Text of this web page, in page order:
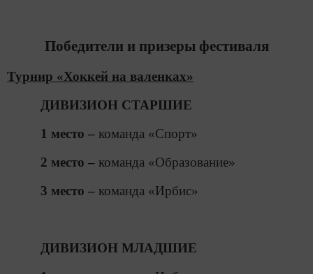
Победители и призеры фестиваля
Турнир «Хоккей на валенках»
ДИВИЗИОН СТАРШИЕ
1 место – команда «Спорт»
2 место – команда «Образование»
3 место – команда «Ирбис»
ДИВИЗИОН МЛАДШИЕ